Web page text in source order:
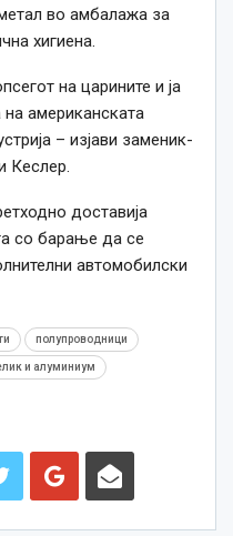
во амбалажа за
хигиена.
на царините и ја
американската
– изјави заменик-
Кеслер.
доставија
со барање да се
автомобилски
полупроводници
и алуминиум